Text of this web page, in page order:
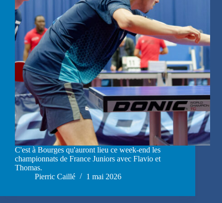
C'est à Bourges qu'auront lieu ce week-end les
championnats de France Juniors avec Flavio et
Thomas.
Pierric Caillé
1 mai 2026